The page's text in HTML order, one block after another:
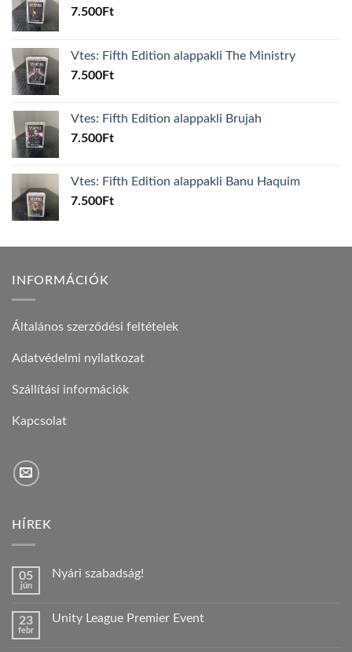
7.500Ft
Vtes: Fifth Edition alappakli The Ministry
7.500Ft
Vtes: Fifth Edition alappakli Brujah
7.500Ft
Vtes: Fifth Edition alappakli Banu Haquim
7.500Ft
INFORMÁCIÓK
Általános szerződési feltételek
Adatvédelmi nyilatkozat
Szállítási információk
Kapcsolat
HÍREK
05
jún
Nyári szabadság!
Nyári
23
febr
Unity League Premier Event